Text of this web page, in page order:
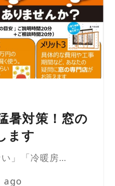
暑対策！窓の
ます
い」「冷暖房…
ago